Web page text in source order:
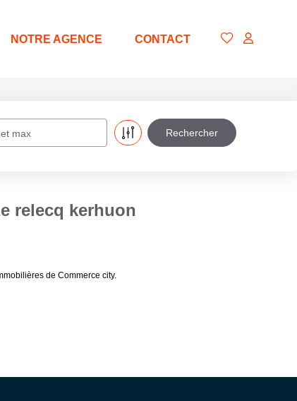
NOTRE AGENCE CONTACT
max
relecq kerhuon
de Commerce city.